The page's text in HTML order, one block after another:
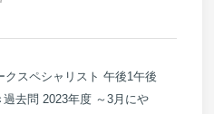
クスペシャリスト 午後1午後
過去問 2023年度 ～3月にや